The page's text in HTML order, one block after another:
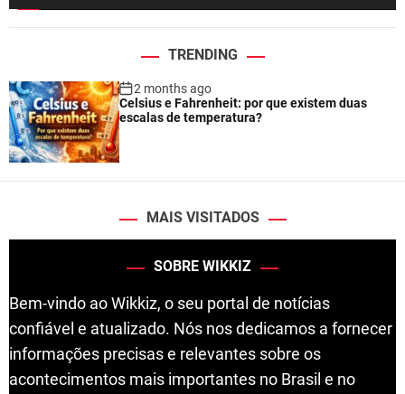
TRENDING
2 months ago
Celsius e Fahrenheit: por que existem duas
escalas de temperatura?
MAIS VISITADOS
SOBRE WIKKIZ
Bem-vindo ao Wikkiz, o seu portal de notícias
confiável e atualizado. Nós nos dedicamos a fornecer
informações precisas e relevantes sobre os
acontecimentos mais importantes no Brasil e no